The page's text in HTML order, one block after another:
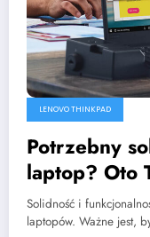
LENOVO THINKPAD
Potrzebny
laptop? Oto
Solidność i
laptopów. Ważne jest,